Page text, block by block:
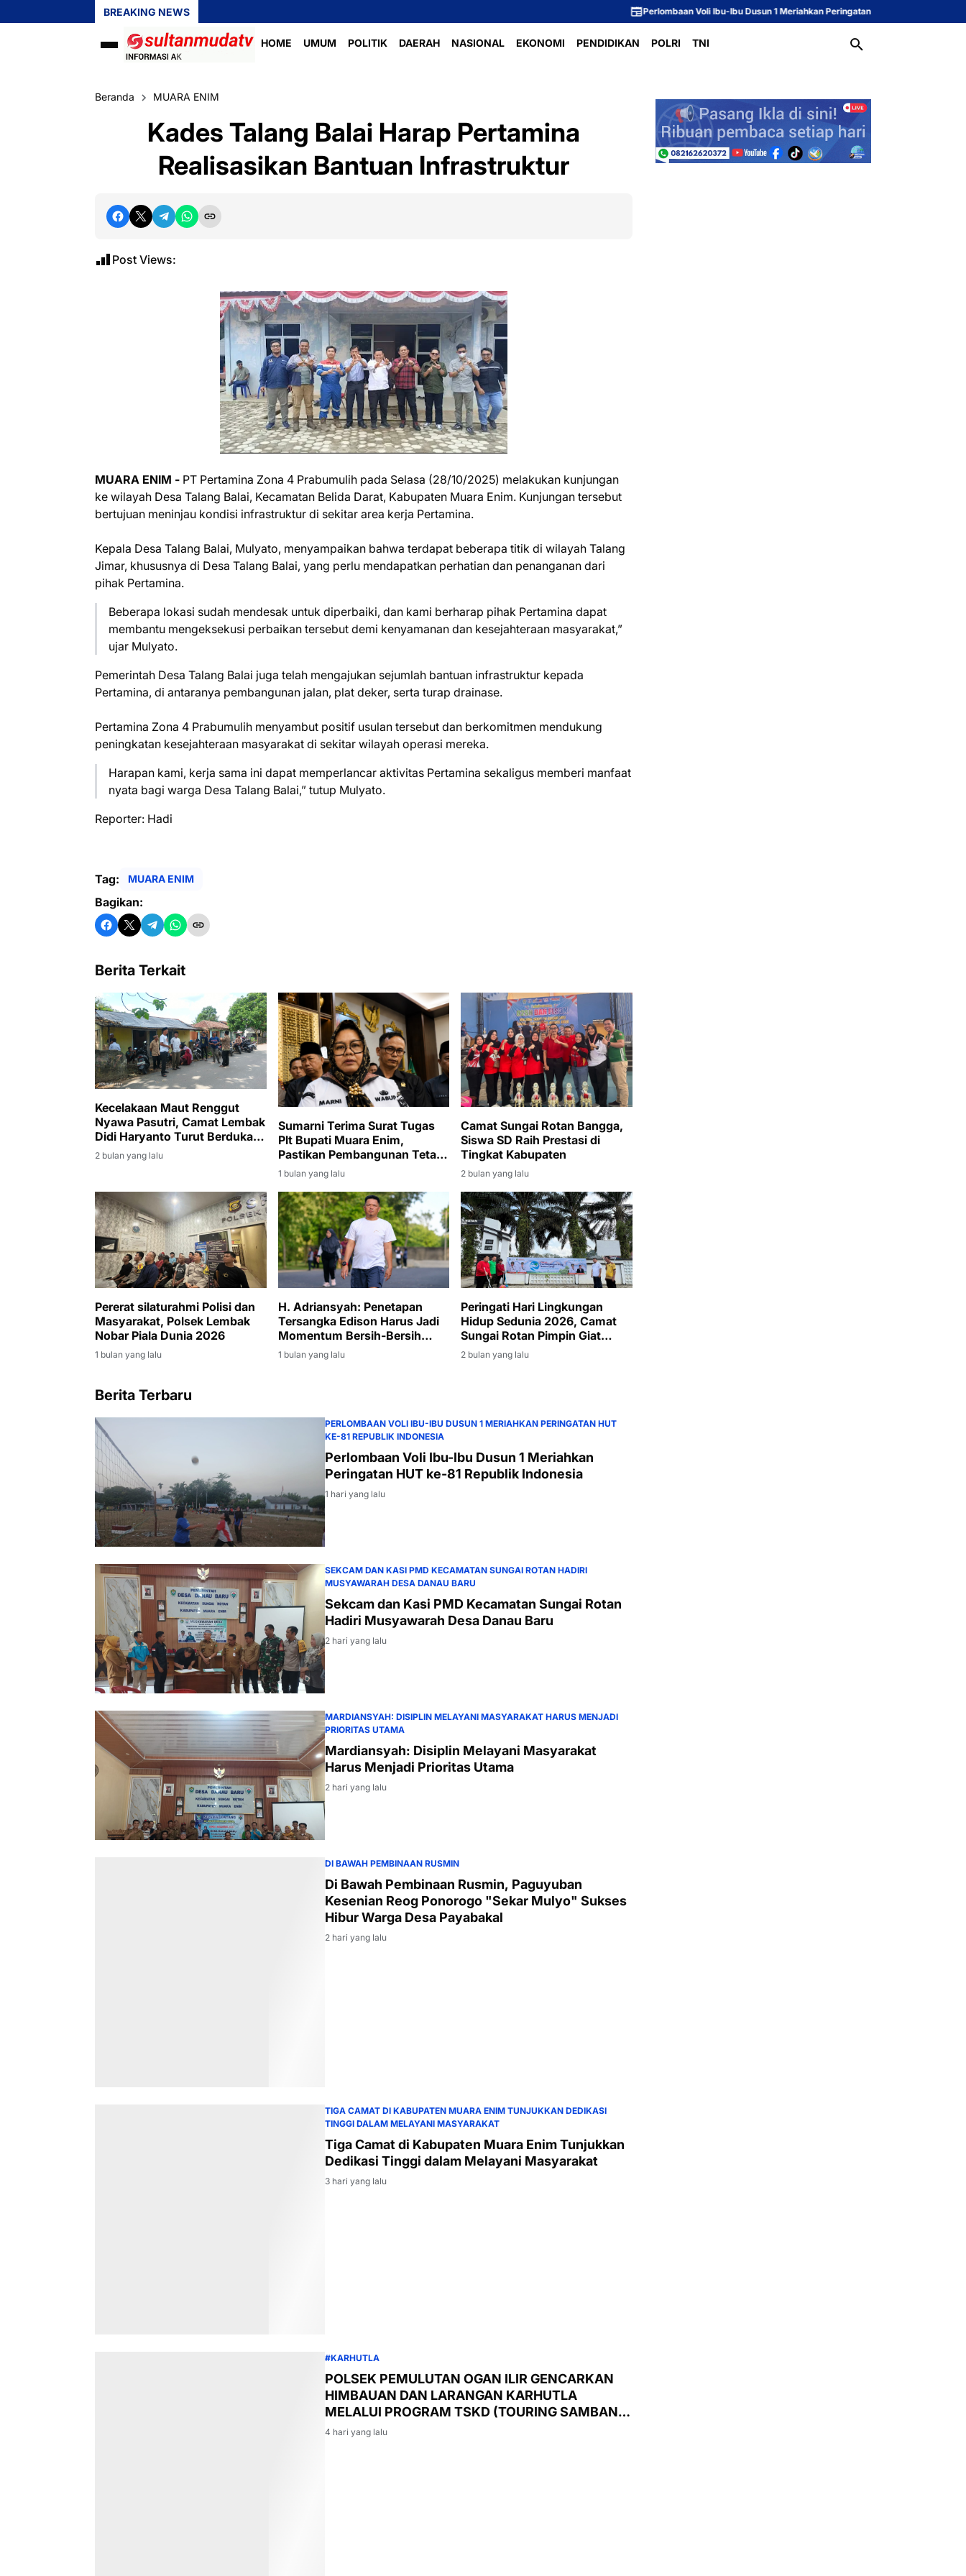
BREAKING NEWS Perlombaan Voli Ibu-Ibu Dusun 1 Meriahkan Peringatan HUT ke-81 Republik Indonesia
HOME UMUM POLITIK DAERAH NASIONAL EKONOMI PENDIDIKAN POLRI TNI
Beranda MUARA ENIM
Kades Talang Balai Harap Pertamina
Realisasikan Bantuan Infrastruktur
Post Views:
MUARA ENIM - PT Pertamina Zona 4 Prabumulih pada Selasa (28/10/2025) melakukan kunjungan
ke wilayah Desa Talang Balai, Kecamatan Belida Darat, Kabupaten Muara Enim. Kunjungan tersebut
bertujuan meninjau kondisi infrastruktur di sekitar area kerja Pertamina.
Kepala Desa Talang Balai, Mulyato, menyampaikan bahwa terdapat beberapa titik di wilayah Talang
Jimar, khususnya di Desa Talang Balai, yang perlu mendapatkan perhatian dan penanganan dari
pihak Pertamina.
Beberapa lokasi sudah mendesak untuk diperbaiki, dan kami berharap pihak Pertamina dapat
membantu mengeksekusi perbaikan tersebut demi kenyamanan dan kesejahteraan masyarakat,”
ujar Mulyato.
Pemerintah Desa Talang Balai juga telah mengajukan sejumlah bantuan infrastruktur kepada
Pertamina, di antaranya pembangunan jalan, plat deker, serta turap drainase.
Pertamina Zona 4 Prabumulih menyambut positif usulan tersebut dan berkomitmen mendukung
peningkatan kesejahteraan masyarakat di sekitar wilayah operasi mereka.
Harapan kami, kerja sama ini dapat memperlancar aktivitas Pertamina sekaligus memberi manfaat
nyata bagi warga Desa Talang Balai,” tutup Mulyato.
Reporter: Hadi
Tag: MUARA ENIM
Bagikan:
Berita Terkait
Kecelakaan Maut Renggut
Nyawa Pasutri, Camat Lembak
Didi Haryanto Turut Berduka
dan Melayat
2 bulan yang lalu
Sumarni Terima Surat Tugas
Plt Bupati Muara Enim,
Pastikan Pembangunan Tetap
Berjalan
1 bulan yang lalu
Camat Sungai Rotan Bangga,
Siswa SD Raih Prestasi di
Tingkat Kabupaten
2 bulan yang lalu
Pererat silaturahmi Polisi dan
Masyarakat, Polsek Lembak
Nobar Piala Dunia 2026
1 bulan yang lalu
H. Adriansyah: Penetapan
Tersangka Edison Harus Jadi
Momentum Bersih-Bersih
Korupsi di Muara Enim
1 bulan yang lalu
Peringati Hari Lingkungan
Hidup Sedunia 2026, Camat
Sungai Rotan Pimpin Giat
Jumat Bersih di Lingkungan
Kantor Kecamatan
2 bulan yang lalu
Berita Terbaru
PERLOMBAAN VOLI IBU-IBU DUSUN 1 MERIAHKAN PERINGATAN HUT
KE-81 REPUBLIK INDONESIA
Perlombaan Voli Ibu-Ibu Dusun 1 Meriahkan
Peringatan HUT ke-81 Republik Indonesia
1 hari yang lalu
SEKCAM DAN KASI PMD KECAMATAN SUNGAI ROTAN HADIRI
MUSYAWARAH DESA DANAU BARU
Sekcam dan Kasi PMD Kecamatan Sungai Rotan
Hadiri Musyawarah Desa Danau Baru
2 hari yang lalu
MARDIANSYAH: DISIPLIN MELAYANI MASYARAKAT HARUS MENJADI
PRIORITAS UTAMA
Mardiansyah: Disiplin Melayani Masyarakat
Harus Menjadi Prioritas Utama
2 hari yang lalu
DI BAWAH PEMBINAAN RUSMIN
Di Bawah Pembinaan Rusmin, Paguyuban
Kesenian Reog Ponorogo "Sekar Mulyo" Sukses
Hibur Warga Desa Payabakal
2 hari yang lalu
TIGA CAMAT DI KABUPATEN MUARA ENIM TUNJUKKAN DEDIKASI
TINGGI DALAM MELAYANI MASYARAKAT
Tiga Camat di Kabupaten Muara Enim Tunjukkan
Dedikasi Tinggi dalam Melayani Masyarakat
3 hari yang lalu
#KARHUTLA
POLSEK PEMULUTAN OGAN ILIR GENCARKAN
HIMBAUAN DAN LARANGAN KARHUTLA
MELALUI PROGRAM TSKD (TOURING SAMBANG
KE DESA-DESA
4 hari yang lalu